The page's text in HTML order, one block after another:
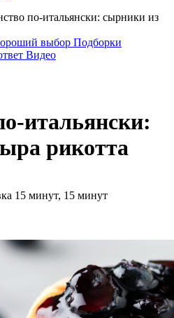
по-итальянски: сырники из
выбор Подборки
Видео
итальянски:
рикотта
15 минут, 15 минут